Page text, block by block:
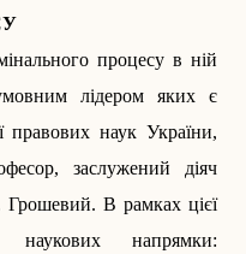
процесу в ній
лідером яких є
правових наук України,
заслужений діяч
В рамках цієї
напрямки: